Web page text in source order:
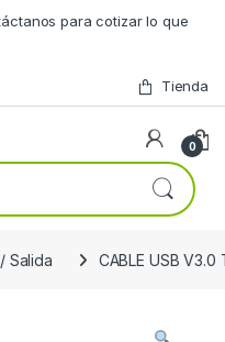
para cotizar lo que
Tienda
0
Salida CABLE USB V3.0